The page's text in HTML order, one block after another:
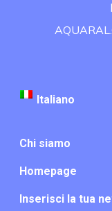
Italiano
Chi siamo
Homepage
Inserisci la tua